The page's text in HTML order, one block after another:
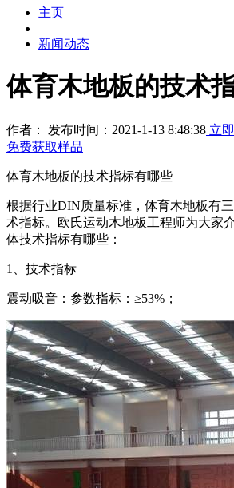
主页
新闻动态
体育木地板的技术
作者： 发布时间：2021-1-13 8:48:38 立
免费获取样品
体育木地板的技术指标有哪些
根据行业DIN质量标准，体育木地板有
术指标。欧氏运动木地板工程师为大家
体技术指标有哪些：
1、技术指标
震动吸音：参数指标：≥53%；